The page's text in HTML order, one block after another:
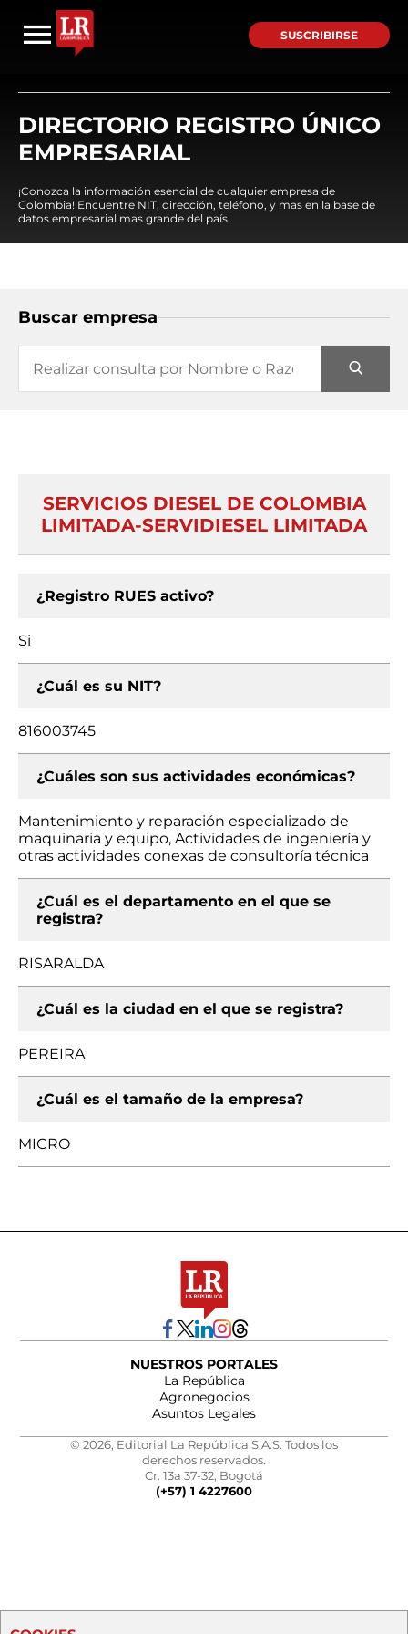
SUSCRIBIRSE
DIRECTORIO REGISTRO ÚNICO
EMPRESARIAL
¡Conozca la información esencial de cualquier empresa de
Colombia! Encuentre NIT, dirección, teléfono, y mas en la base de
datos empresarial mas grande del país.
Buscar empresa
SERVICIOS DIESEL DE COLOMBIA
LIMITADA-SERVIDIESEL LIMITADA
¿Registro RUES activo?
Si
¿Cuál es su NIT?
816003745
¿Cuáles son sus actividades económicas?
Mantenimiento y reparación especializado de
maquinaria y equipo, Actividades de ingeniería y
otras actividades conexas de consultoría técnica
¿Cuál es el departamento en el que se
registra?
RISARALDA
¿Cuál es la ciudad en el que se registra?
PEREIRA
¿Cuál es el tamaño de la empresa?
MICRO
NUESTROS PORTALES
La República
Agronegocios
Asuntos Legales
© 2026, Editorial La República S.A.S. Todos los
derechos reservados.
Cr. 13a 37-32, Bogotá
(+57) 1 4227600